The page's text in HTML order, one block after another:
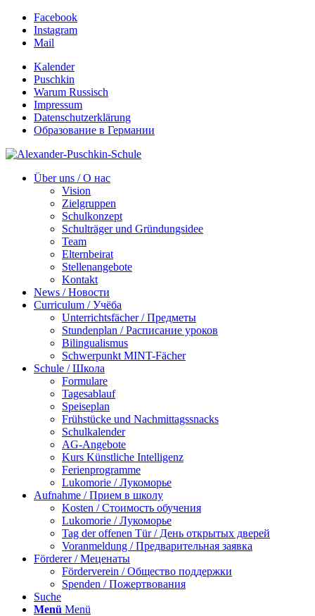
Facebook
Instagram
Mail
Kalender
Puschkin
Warum Russisch
Impressum
Datenschutzerklärung
Образование в Германии
Über uns / О нас
Vision
Zielgruppen
Schulkonzept
Schulträger und Gründungsidee
Team
Elternbeirat
Stellenangebote
Kontakt
News / Новости
Curriculum / Учёба
Unterrichtsfächer / Предметы
Stundenplan / Расписание уроков
Bilingualismus
Schwerpunkt MINT-Fächer
Schule / Школа
Formulare
Tagesablauf
Speiseplan
Frühstücke und Nachmittagssnacks
Schulkalender
AG-Angebote
Kurs Künstliche Intelligenz
Ferienprogramme
Lukomorie / Лукоморье
Aufnahme / Прием в школу
Kosten / Стоимость обучения
Lukomorie / Лукоморье
Tag der offenen Tür / День открытых дверей
Voranmeldung / Предварительная заявка
Förderer / Меценаты
Förderverein / Общество поддержки
Spenden / Пожертвования
Suche
Menü Menü